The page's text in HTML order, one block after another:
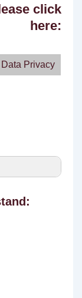
click
here:
Data Privacy